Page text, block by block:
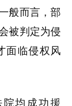
般而言，部
被判定为侵
面临侵权风
均成功援